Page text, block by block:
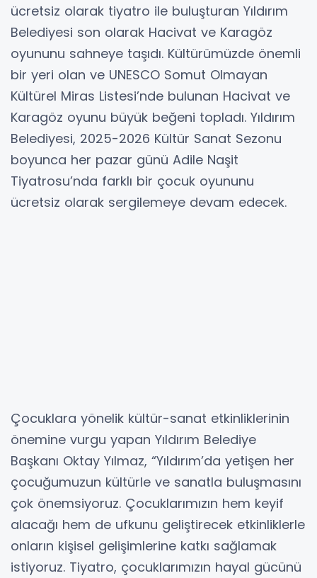
ücretsiz olarak tiyatro ile buluşturan Yıldırım
Belediyesi son olarak Hacivat ve Karagöz
oyununu sahneye taşıdı. Kültürümüzde önemli
bir yeri olan ve UNESCO Somut Olmayan
Kültürel Miras Listesi’nde bulunan Hacivat ve
Karagöz oyunu büyük beğeni topladı. Yıldırım
Belediyesi, 2025-2026 Kültür Sanat Sezonu
boyunca her pazar günü Adile Naşit
Tiyatrosu’nda farklı bir çocuk oyununu
ücretsiz olarak sergilemeye devam edecek.
Çocuklara yönelik kültür-sanat etkinliklerinin
önemine vurgu yapan Yıldırım Belediye
Başkanı Oktay Yılmaz, “Yıldırım’da yetişen her
çocuğumuzun kültürle ve sanatla buluşmasını
çok önemsiyoruz. Çocuklarımızın hem keyif
alacağı hem de ufkunu geliştirecek etkinliklerle
onların kişisel gelişimlerine katkı sağlamak
istiyoruz. Tiyatro, çocuklarımızın hayal gücünü